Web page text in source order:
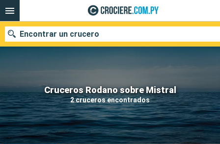
Cruceros Rodano sobre Mistral
2 cruceros encontrados
Encontrar un crucero
Nuestros destinos
Fecha de salida
Puertos Compañías